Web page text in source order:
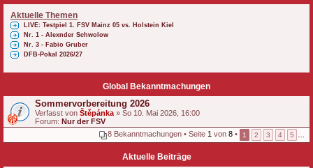
Aktuelle Themen
LIVE: Testpiel 1. FSV Mainz 05 vs. Holstein Kiel
Nr. 1 - Alexnder Schwolow
Nr. 3 - Fabio Gruber
DFB-Pokal 2026/27
Global Bekanntmachungen
Sommervorbereitung 2026
Verfasst von Štěpánka » So 10. Mai 2026, 16:00
Forum: Nur der FSV
8 Bekanntmachungen • Seite 1 von 8 • 1 2 3 4 5
Aktuelle Beiträge